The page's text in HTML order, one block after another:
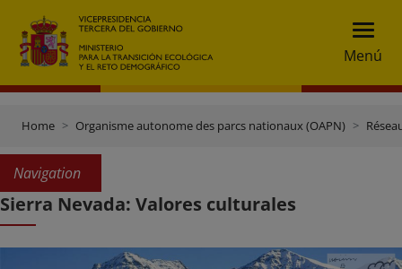
Menú
Home Organisme autonome des parcs nationaux (OAPN)
Navigation
Sierra Nevada: Valores culturales